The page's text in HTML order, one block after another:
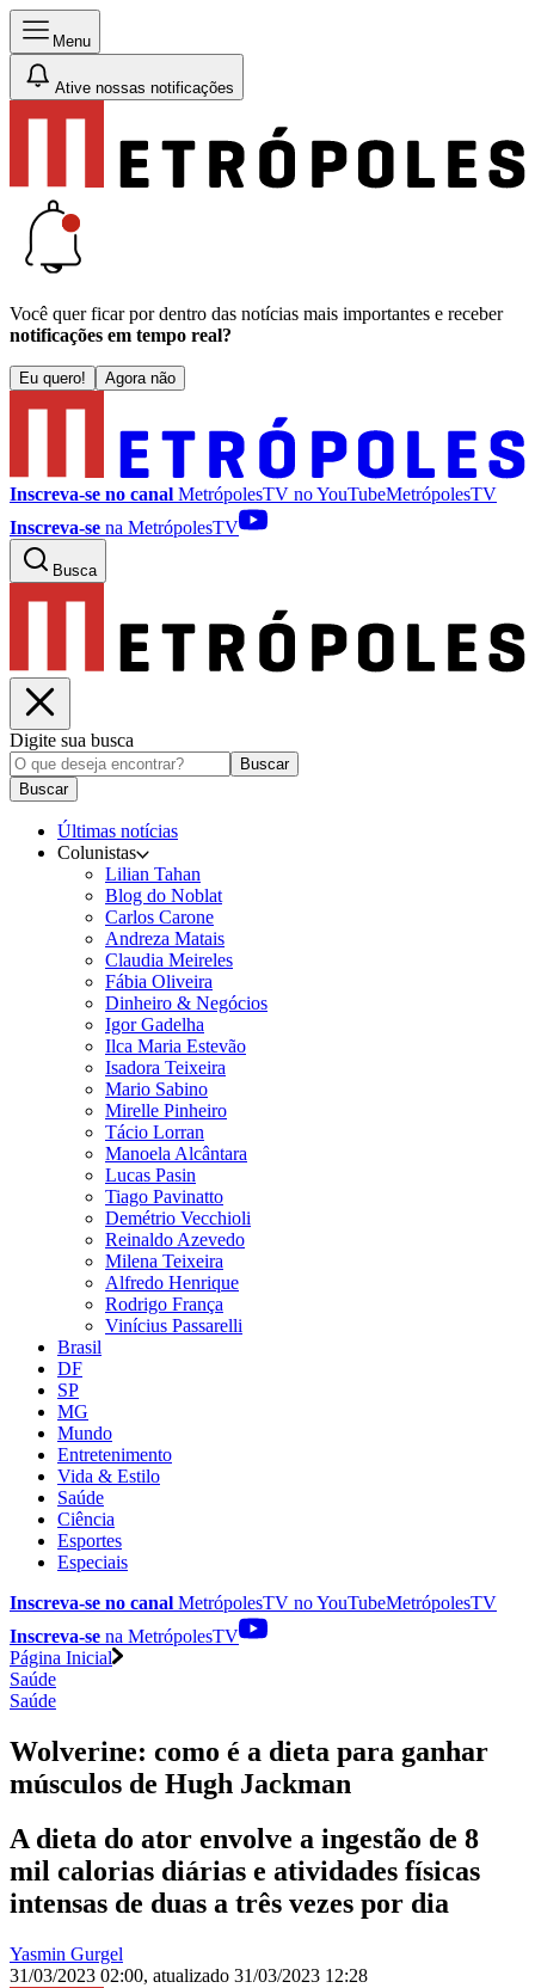
Menu
Ative nossas notificações
Você quer ficar por dentro das notícias mais importantes e receber
notificações em tempo real?
Eu quero! Agora não
Inscreva-se no canal MetrópolesTV noYouTubeMetrópolesTV
Inscreva-se na MetrópolesTV
Busca
Digite sua busca
Buscar
Buscar
Últimas notícias
Colunistas
Lilian Tahan
Blog do Noblat
Carlos Carone
Andreza Matais
Claudia Meireles
Fábia Oliveira
Dinheiro & Negócios
Igor Gadelha
Ilca Maria Estevão
Isadora Teixeira
Mario Sabino
Mirelle Pinheiro
Tácio Lorran
Manoela Alcântara
Lucas Pasin
Tiago Pavinatto
Demétrio Vecchioli
Reinaldo Azevedo
Milena Teixeira
Alfredo Henrique
Rodrigo França
Vinícius Passarelli
Brasil
DF
SP
MG
Mundo
Entretenimento
Vida & Estilo
Saúde
Ciência
Esportes
Especiais
Inscreva-se no canal MetrópolesTV noYouTubeMetrópolesTV
Inscreva-se na MetrópolesTV
Página Inicial
Saúde
Saúde
Wolverine: como é a dieta para ganhar
músculos de Hugh Jackman
A dieta do ator envolve a ingestão de 8
mil calorias diárias e atividades físicas
intensas de duas a três vezes por dia
Yasmin Gurgel
31/03/2023 02:00, atualizado 31/03/2023 12:28